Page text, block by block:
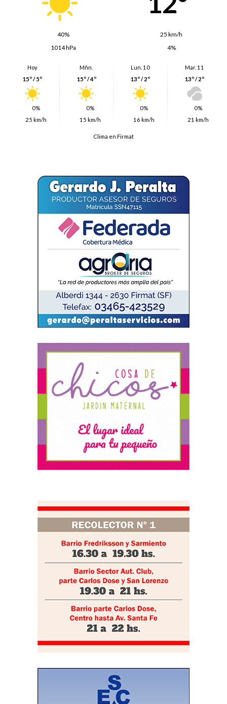
40%
25 km/h
1014 hPa
4%
Hoy
15º / 5º
0%
25 km/h
Mñn.
15º / 4º
0%
15 km/h
Lun. 10
13º / 2º
0%
16 km/h
Mar. 11
13º / 2º
0%
21 km/h
Clima en Firmat